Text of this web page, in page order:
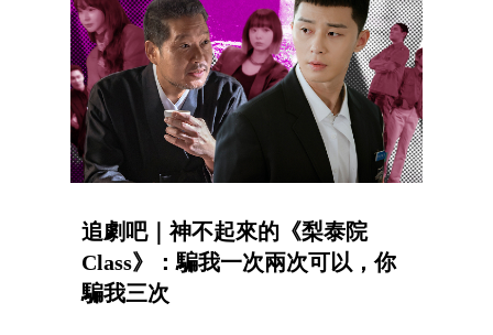
追劇吧｜神不起來的《梨泰院
Class》：騙我一次兩次可以，你
騙我三次